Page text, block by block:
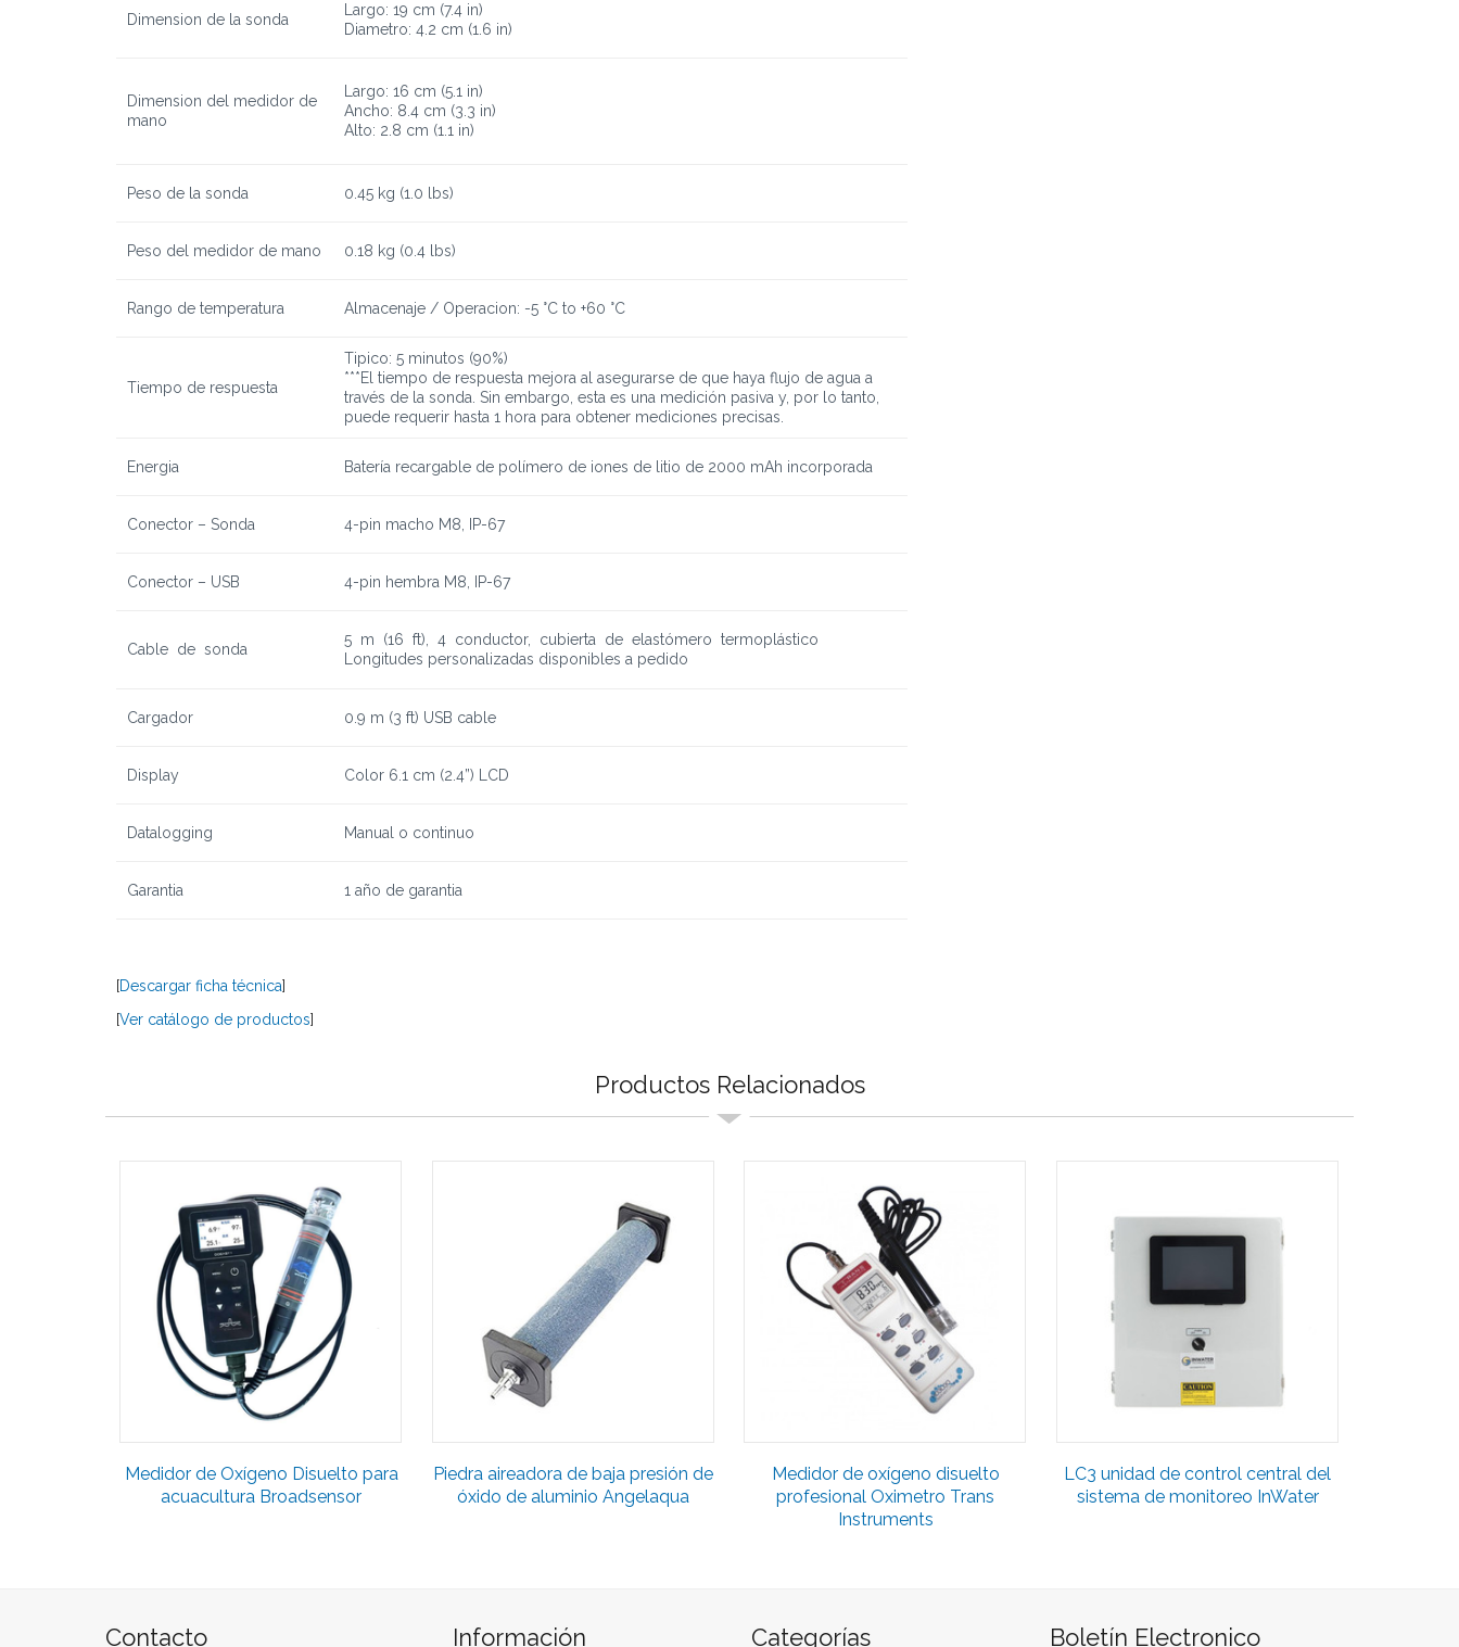
Dimension de la sonda
Largo: 19 cm (7.4 in)
Diametro: 4.2 cm (1.6 in)
Dimension del medidor de
mano
Largo: 16 cm (5.1 in)
Ancho: 8.4 cm (3.3 in)
Alto: 2.8 cm (1.1 in)
Peso de la sonda 0.45 kg (1.0 lbs)
Peso del medidor de mano 0.18 kg (0.4 lbs)
Rango de temperatura Almacenaje / Operacion: -5 °C to +60 °C
Tiempo de respuesta
Tipico: 5 minutos (90%)
***El tiempo de respuesta mejora al asegurarse de que haya flujo de agua a
través de la sonda. Sin embargo, esta es una medición pasiva y, por lo tanto,
puede requerir hasta 1 hora para obtener mediciones precisas.
Energia Batería recargable de polímero de iones de litio de 2000 mAh incorporada
Conector – Sonda 4-pin macho M8, IP-67
Conector – USB 4-pin hembra M8, IP-67
Cable de sonda
5 m (16 ft), 4 conductor, cubierta de elastómero termoplástico
Longitudes personalizadas disponibles a pedido
Cargador 0.9 m (3 ft) USB cable
Display Color 6.1 cm (2.4”) LCD
Datalogging Manual o continuo
Garantia 1 año de garantia
[Descargar ficha técnica]
[Ver catálogo de productos]
Productos Relacionados
Medidor de Oxígeno Disuelto para
acuacultura Broadsensor
Piedra aireadora de baja presión de
óxido de aluminio Angelaqua
Medidor de oxígeno disuelto
profesional Oximetro Trans
Instruments
LC3 unidad de control central del
sistema de monitoreo InWater
Contacto Información Categorías Boletín Electronico